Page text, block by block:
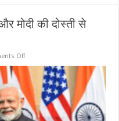
मोदी की दोस्ती से
Offon
वॉर
पर
पिघली
बर्फ,
ट्रंप
और
मोदी